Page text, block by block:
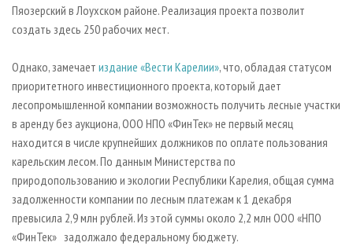
Пяозерский в Лоухском районе. Реализация проекта позволит
создать здесь 250 рабочих мест.
Однако, замечает издание «Вести Карелии», что, обладая статусом
приоритетного инвестиционного проекта, который дает
лесопромышленной компании возможность получить лесные участки
в аренду без аукциона, ООО НПО «ФинТек» не первый месяц
находится в числе крупнейших должников по оплате пользования
карельским лесом. По данным Министерства по
природопользованию и экологии Республики Карелия, общая сумма
задолженности компании по лесным платежам к 1 декабря
превысила 2,9 млн рублей. Из этой суммы около 2,2 млн ООО «НПО
«ФинТек» задолжало федеральному бюджету.